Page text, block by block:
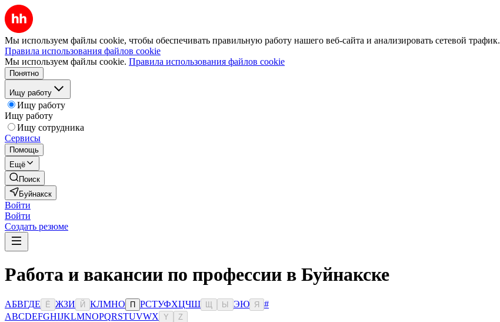
Мы используем файлы cookie, чтобы обеспечивать правильную работу нашего веб-сайта и анализировать сетевой трафик.
Правила использования файлов cookie
Мы используем файлы cookie. Правила использования файлов cookie
Понятно
Ищу работу
Ищу работу
Ищу работу
Ищу сотрудника
Сервисы
Помощь
Ещё
Поиск
Буйнакск
Войти
Войти
Создать резюме
Работа и вакансии по профессии в Буйнакске
АБВГДЕ Ё ЖЗИ Й КЛМНО П РСТУФХЦЧШ Ы ЭЮ Я
#
ABCDEFGHIJKLMNOPQRSTUVWX Y Z